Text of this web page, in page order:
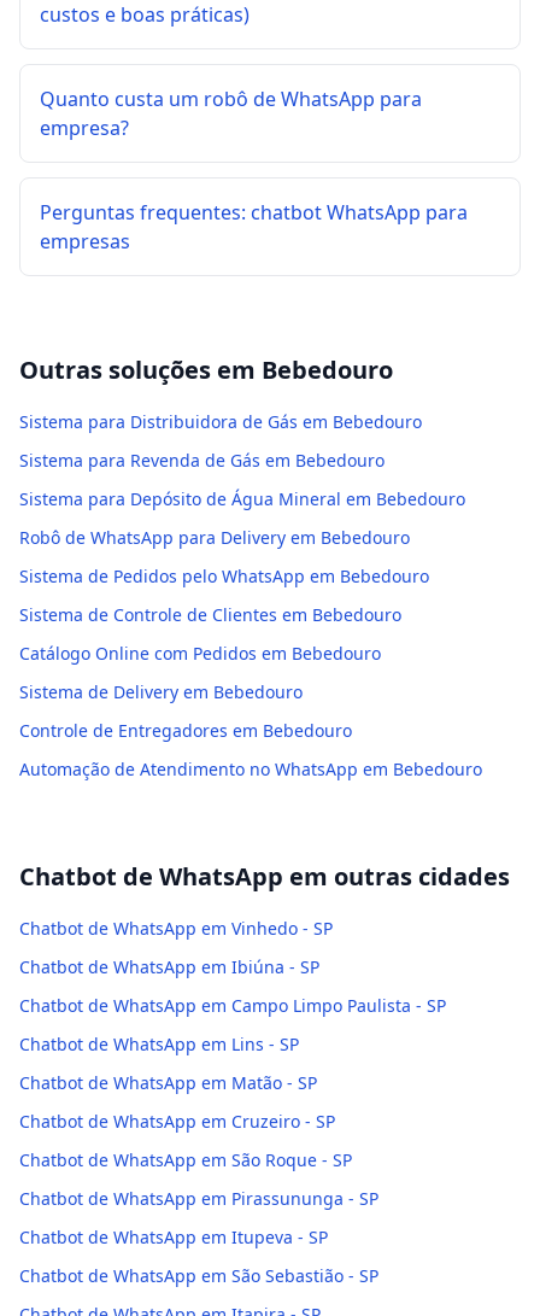
custos e boas práticas)
Quanto custa um robô de WhatsApp para
empresa?
Perguntas frequentes: chatbot WhatsApp para
empresas
Outras soluções em Bebedouro
Sistema para Distribuidora de Gás em Bebedouro
Sistema para Revenda de Gás em Bebedouro
Sistema para Depósito de Água Mineral em Bebedouro
Robô de WhatsApp para Delivery em Bebedouro
Sistema de Pedidos pelo WhatsApp em Bebedouro
Sistema de Controle de Clientes em Bebedouro
Catálogo Online com Pedidos em Bebedouro
Sistema de Delivery em Bebedouro
Controle de Entregadores em Bebedouro
Automação de Atendimento no WhatsApp em Bebedouro
Chatbot de WhatsApp em outras cidades
Chatbot de WhatsApp em Vinhedo - SP
Chatbot de WhatsApp em Ibiúna - SP
Chatbot de WhatsApp em Campo Limpo Paulista - SP
Chatbot de WhatsApp em Lins - SP
Chatbot de WhatsApp em Matão - SP
Chatbot de WhatsApp em Cruzeiro - SP
Chatbot de WhatsApp em São Roque - SP
Chatbot de WhatsApp em Pirassununga - SP
Chatbot de WhatsApp em Itupeva - SP
Chatbot de WhatsApp em São Sebastião - SP